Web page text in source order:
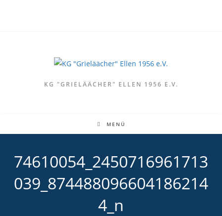
KG "GRIELÄÄCHER" ELLEN 1956 E.V.
MENÜ
74610054_2450716961713
039_874488096604186214
4_n